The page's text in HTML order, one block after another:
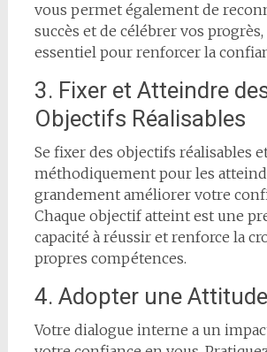
vous permet également de
succès et de célébrer vos progrès,
essentiel pour renforcer la
3. Fixer et Atteindre
Objectifs Réalisables
Se fixer des objectifs réalisables
méthodiquement pour les
grandement améliorer votre
Chaque objectif atteint est une
capacité à réussir et renforce la
propres compétences.
4. Adopter une
Votre dialogue interne a un